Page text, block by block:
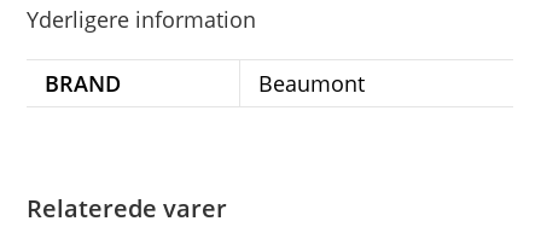
Yderligere information
BRAND Beaumont
Relaterede varer